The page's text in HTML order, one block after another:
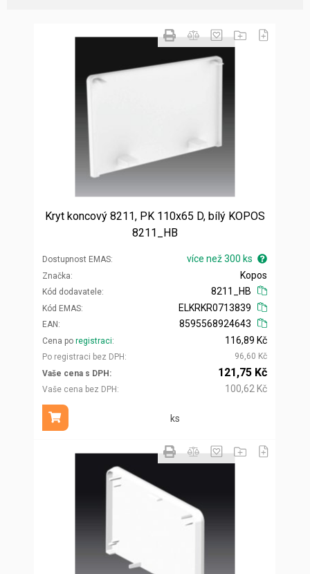
Kryt koncový 8211, PK 110x65 D, bílý KOPOS
8211_HB
Dostupnost EMAS více než 300 ks
Značka
Kód dodavatele
Kopos
8211_HB
Kód EMAS
EAN
ELKRKR0713839
8595568924643
Cena po registraci
Po registraci bez DPH
116,89 Kč
96,60 Kč
Vaše cena s DPH
Vaše cena bez DPH
121,75 Kč
100,62 Kč
ks
Přidat do košíku